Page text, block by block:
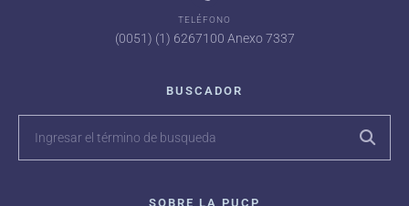
TELÉFONO
(0051) (1) 6267100 Anexo 7337
BUSCADOR
SOBRE LA PUCP